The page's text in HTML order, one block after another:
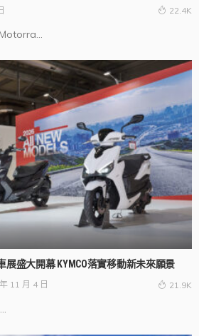
22.4K
展盛大開幕 KYMCO落實移動新未來願景
11 月 4 日 21.9K